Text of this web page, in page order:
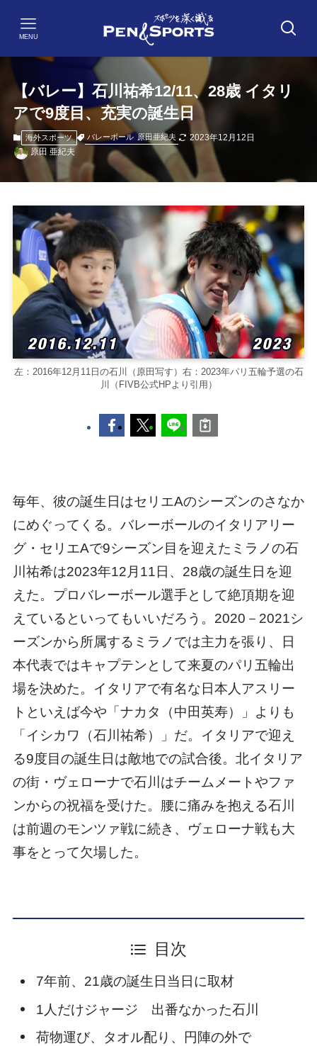
MENU
【バレー】石川祐希12/11、28歳 イタリ
アで9度目、充実の誕生日
海外スポーツ バレーボール 原田亜紀夫
2023年12月12日
原田 亜紀夫
左：2016年12月11日の石川（原田写す）右：2023年パリ五輪予選の石
川（FIVB公式HPより引用）
毎年、彼の誕生日はセリエAのシーズンのさなか
にめぐってくる。バレーボールのイタリアリー
グ・セリエAで9シーズン目を迎えたミラノの石
川祐希は2023年12月11日、28歳の誕生日を迎
えた。プロバレーボール選手として絶頂期を迎
えているといってもいいだろう。2020－2021シ
ーズンから所属するミラノでは主力を張り、日
本代表ではキャプテンとして来夏のパリ五輪出
場を決めた。イタリアで有名な日本人アスリー
トといえば今や「ナカタ（中田英寿）」よりも
「イシカワ（石川祐希）」だ。イタリアで迎え
る9度目の誕生日は敵地での試合後。北イタリア
の街・ヴェローナで石川はチームメートやファ
ンからの祝福を受けた。腰に痛みを抱える石川
は前週のモンツァ戦に続き、ヴェローナ戦も大
事をとって欠場した。
目次
7年前、21歳の誕生日当日に取材
1人だけジャージ 出番なかった石川
荷物運び、タオル配り、円陣の外で